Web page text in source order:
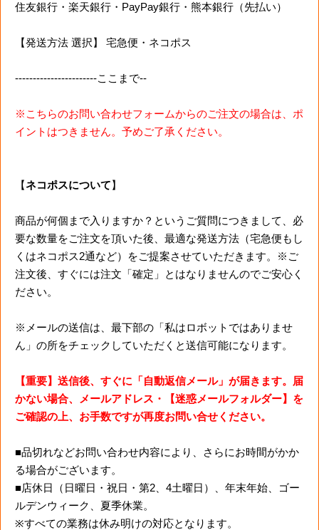
住友銀行・楽天銀行・PayPay銀行・熊本銀行（先払い）
【発送方法 選択】 宅急便・ネコポス
-----------------------ここまで--
※こちらのお問い合わせフォームからのご注文の場合は、ポ
イントはつきません。予めご了承ください。
【ネコポスについて】
商品が何個まで入りますか？というご質問につきまして、必
要な数量をご注文を頂いた後、最適な発送方法（宅急便もし
くはネコポス2通など）をご提案させていただきます。※ご
注文後、すぐには注文「確定」とはなりませんのでご安心く
ださい。
※メールの送信は、最下部の「私はロボットではありませ
ん」の所をチェックしていただくと送信可能になります。
【重要】送信後、すぐに「自動返信メール」が届きます。届
かない場合、メールアドレス・【迷惑メールフォルダー】を
ご確認の上、お手数ですが再度お問い合せください。
■品切れなどお問い合わせ内容により、さらにお時間がかか
る場合がございます。
■店休日（日曜日・祝日・第2、4土曜日）、年末年始、ゴー
ルデンウィーク、夏季休業。
※すべての業務は休み明けの対応となります。